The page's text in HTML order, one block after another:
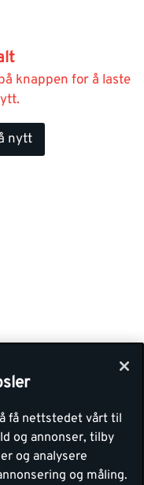
knappen for å laste
nytt
få nettstedet vårt til
og annonser, tilby
og analysere
og måling.